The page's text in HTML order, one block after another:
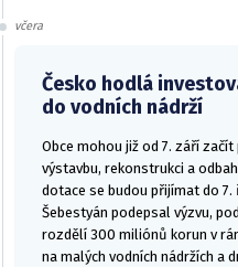
včera
Česko hodlá
do vodních nádrží
Obce mohou již od 7. září
výstavbu, rekonstrukci a
dotace se budou přijímat do
Šebestyán podepsal výzvu,
rozdělí 300 miliónů korun v
na malých vodních nádržích a